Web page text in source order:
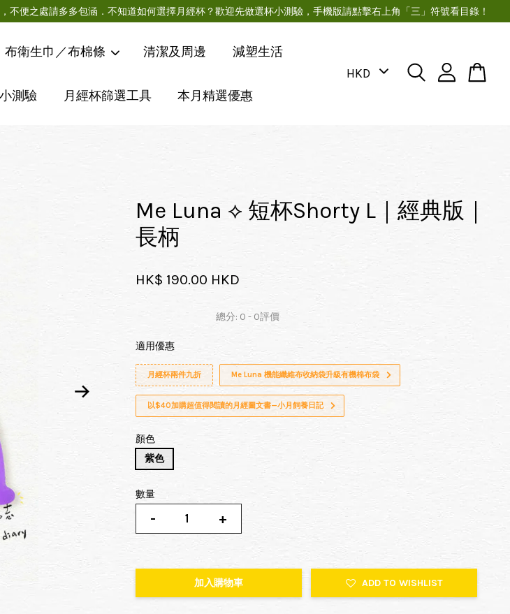
便之處請多多包涵．不知道如何選擇月經杯？歡迎先做選杯小測驗，手機版請點擊右上角「三」符號看目錄！
布衛生巾／布棉條 清潔及周邊 減塑生活
測驗 月經杯篩選工具 本月精選優惠
Me Luna ⟡ 短杯Shorty L｜經典版｜
長柄
HK$ 190.00 HKD
總分: 0 - 0評價
適用優惠
月經杯兩件九折 Me Luna 機能纖維布收納袋升級有機棉布袋
以$40加購超值得閱讀的月經圖文書—小月飼養日記
顏色
紫色
數量
- +
加入購物車 ADD TO WISHLIST